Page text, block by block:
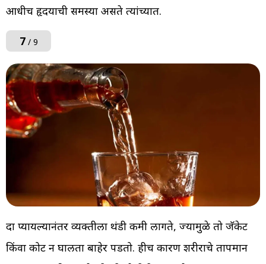
आधीच हृदयाची समस्या असते त्यांच्यात.
7/ 9
दारू प्यायल्यानंतर व्यक्तीला थंडी कमी लागते, ज्यामुळे तो जॅकेट
किंवा कोट न घालता बाहेर पडतो. हीच कारण शरीराचे तापमान